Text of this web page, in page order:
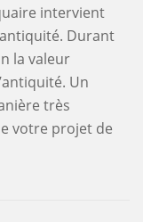
intervient
Durant
la valeur
Un
très
votre projet de